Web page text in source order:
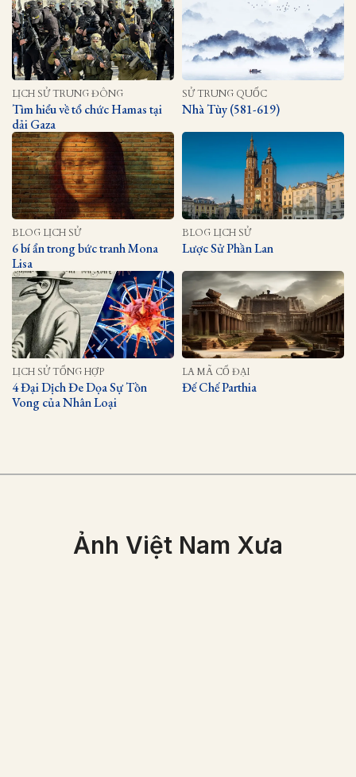
LỊCH SỬ TRUNG ĐÔNG
Tìm hiểu về tổ chức Hamas tại
dải Gaza
SỬ TRUNG QUỐC
Nhà Tùy (581-619)
BLOG LỊCH SỬ
6 bí ẩn trong bức tranh Mona
Lisa
BLOG LỊCH SỬ
Lược Sử Phần Lan
LỊCH SỬ TỔNG HỢP
4 Đại Dịch Đe Dọa Sự Tồn
Vong của Nhân Loại
LA MÃ CỔ ĐẠI
Đế Chế Parthia
Ảnh Việt Nam Xưa